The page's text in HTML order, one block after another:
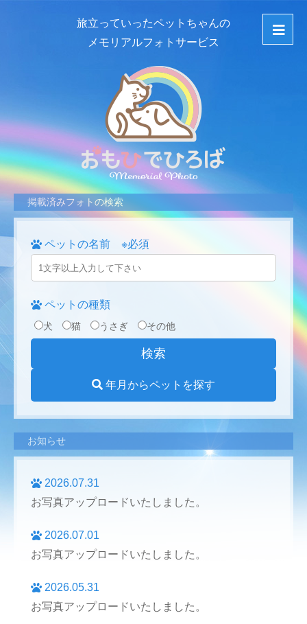
旅立っていったペットちゃんの
メモリアルフォトサービス
掲載済みフォトの検索
ペットの名前 ※必須
ペットの種類
犬 猫 うさぎ その他
年月からペットを探す
お知らせ
2026.07.31
お写真アップロードいたしました。
2026.07.01
お写真アップロードいたしました。
2026.05.31
お写真アップロードいたしました。